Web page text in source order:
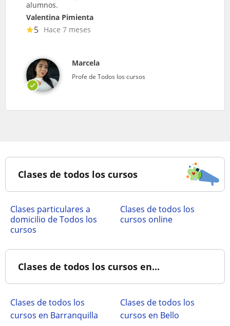
alumnos.
Valentina Pimienta
5 Hace 7 meses
Marcela
Profe de Todos los cursos
Clases de todos los cursos
clases particulares a
domicilio de Todos los
cursos
Clases de todos los
cursos online
Clases de todos los cursos en...
Clases de todos los
cursos en Barranquilla
Clases de todos los
cursos en Bello